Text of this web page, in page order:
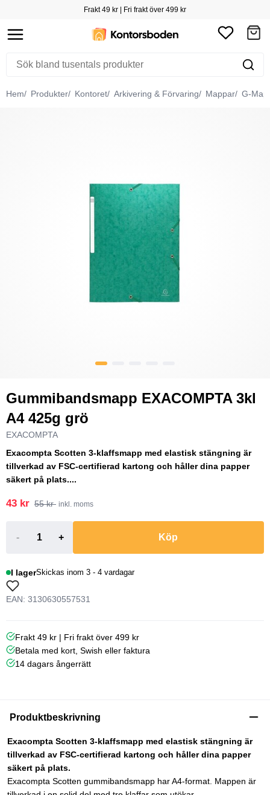
Frakt 49 kr | Fri frakt över 499 kr
Hem Produkter Kontoret Arkivering & Förvaring Mappar G-
Gummibandsmapp EXACOMPTA 3kl
A4 425g grö
EXACOMPTA
Exacompta Scotten 3-klaffsmapp med elastisk stängning är
tillverkad av FSC-certifierad kartong och håller dina papper
säkert på plats....
43 kr 55 kr inkl. moms
- + Köp
I lagerSkickas inom 3 - 4 vardagar
EAN: 3130630557531
Frakt 49 kr | Fri frakt över 499 kr
Betala med kort, Swish eller faktura
14 dagars ångerrätt
Produktbeskrivning
Exacompta Scotten 3-klaffsmapp med elastisk stängning är
tillverkad av FSC-certifierad kartong och håller dina papper
säkert på plats.
Exacompta Scotten gummibandsmapp har A4-format. Mappen är